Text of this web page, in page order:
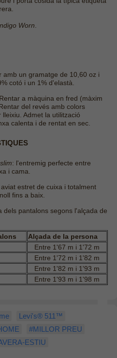
Worn.
amb un gramatge de 10,60 oz i
cotó i un 1% d'elastà.
Rentar a màquina en fred (màxim
del revés amb colors
Admet la utilització
calenta i de rentat en sec.
slim: l'entremig perfecte entre
i cama.
estret de cuixa i totalment
fins a baix.
dels pantalons segons l'alçada de
Alçada de la persona
Entre 1'67 m i 1'72 m
Entre 1'72 m i 1'82 m
Entre 1'82 m i 1'93 m
Entre 1'93 m i 1'98 m
Levi's® 511™
#MILLOR PREU
ESTIU